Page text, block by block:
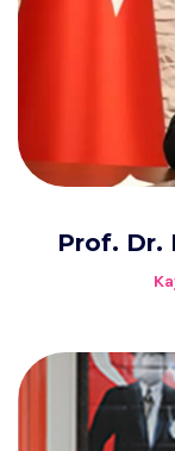
Prof. Dr.